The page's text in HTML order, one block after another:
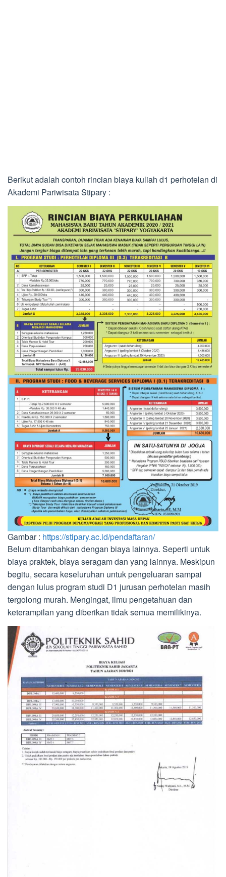
Berikut adalah contoh rincian biaya kuliah d1 perhotelan di
Akademi Pariwisata Stipary :
Gambar : https://stipary.ac.id/pendaftaran/
Belum ditambahkan dengan biaya lainnya. Seperti untuk
biaya praktek, biaya seragam dan yang lainnya. Meskipun
begitu, secara keseluruhan untuk pengeluaran sampai
dengan lulus program studi D1 jurusan perhotelan masih
tergolong murah. Mengingat, ilmu pengetahuan dan
keterampilan yang diberikan tidak semua memilikinya.